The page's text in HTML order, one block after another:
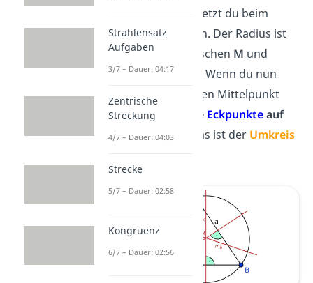
Die Zirkelspitze setzt du beim
Mittelpunkt M
an. Der Radius ist
derAbstand zwischen M und
demEckpunkt A
. Wenn du nun
einen Kreis um den Mittelpunkt
ziehst, liegen
alle Eckpunkteauf
der Kreislinie
. Das ist der Umkreis
Strahlensatz
Aufgaben
3/7 – Dauer: 04:17
Zentrische
Streckung
4/7 – Dauer: 04:03
Strecke
5/7 – Dauer: 02:58
Kongruenz
6/7 – Dauer: 02:56